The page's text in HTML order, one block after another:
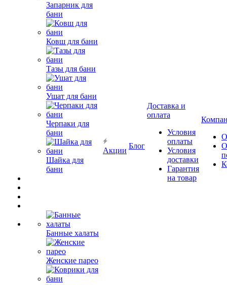
Запарник для
бани
Ковш для бани
Тазы для бани
Ушат для бани
Черпаки для
бани
Шайка для
бани
Банные халаты
Женские парео
Акции
Блог
Доставка и
оплата
Условия
оплаты
Условия
доставки
Гарантия
на товар